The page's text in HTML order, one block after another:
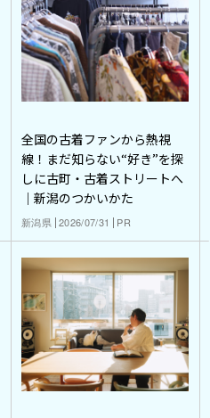
全国の古着ファンから熱視
線！まだ知らない“好き”を探
しに古町・古着ストリートへ
｜新潟のつかいかた
新潟県 2026/07/31 PR